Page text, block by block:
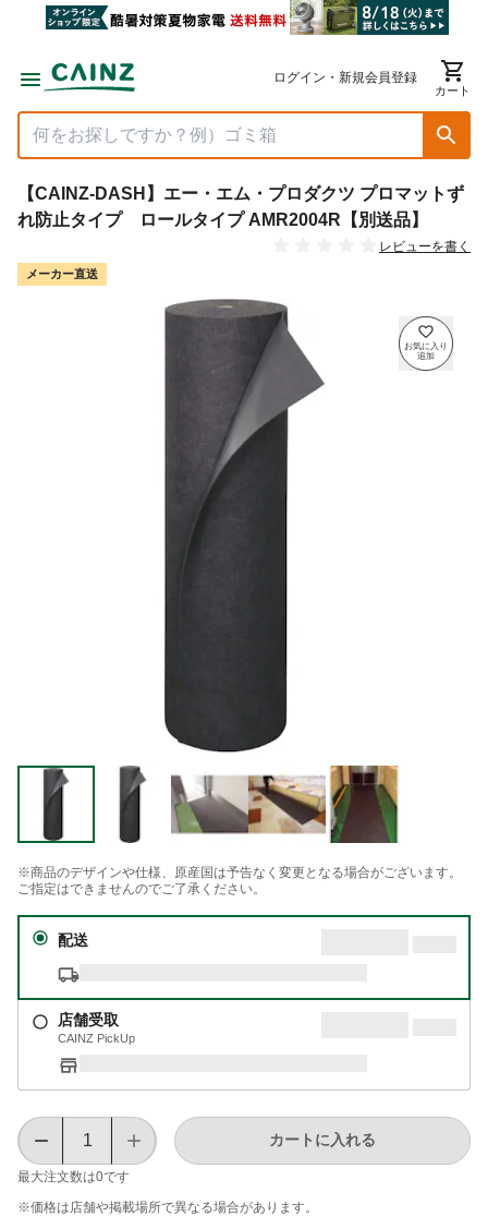
ログイン・新規会員登録
カート
【CAINZ-DASH】エー・エム・プロダクツ プロマットず
れ防止タイプ ロールタイプ AMR2004R【別送品】
レビューを書く
メーカー直送
※商品のデザインや仕様、原産国は予告なく変更となる場合がございます。
ご指定はできませんのでご了承ください。
配送
店舗受取
CAINZ PickUp
最大注文数は0です
カートに入れる
※価格は​店舗や​掲載場所で​異なる​場合が​あります。